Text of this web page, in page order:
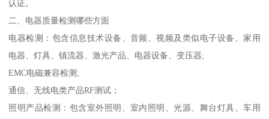
认证。
二、电器质量检测哪些方面
电器检测：包含信息技术设备、音频、视频及类似电子设备、家用
电器、灯具、镇流器、激光产品、电器设备、变压器;
EMC电磁兼容检测;
通信、无线电类产品RF测试；
照明产品检测：包含室外照明、室内照明、光源、舞台灯具、车用